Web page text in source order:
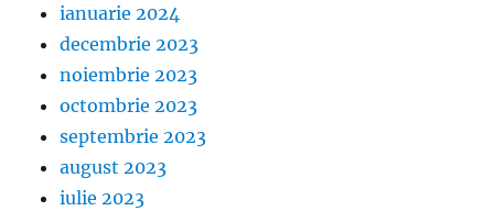
ianuarie 2024
decembrie 2023
noiembrie 2023
octombrie 2023
septembrie 2023
august 2023
iulie 2023